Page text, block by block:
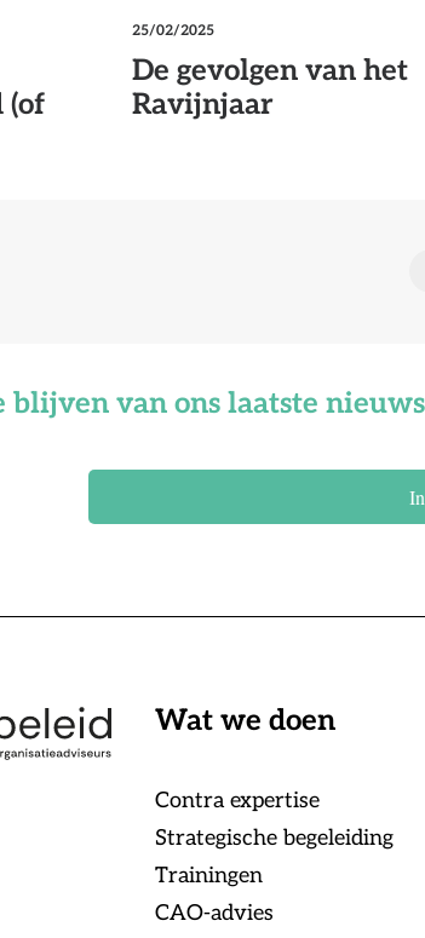
(of
25/02/2025
De gevolgen van het
Ravijnjaar
blijven van ons laatste
Wat we doen
Contra expertise
Strategische begeleiding
Trainingen
CAO-advies